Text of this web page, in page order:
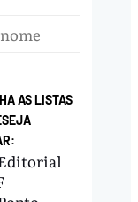
AS LISTAS